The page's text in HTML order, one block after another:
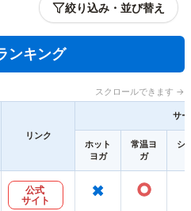
絞り込み・並び替え
ンキング
スクロールできます →
リンク
サ
ホット
ヨガ
常温ヨ
ガ
シ
公式
サイト
× ○